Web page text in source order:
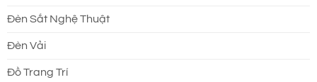
Đèn Sắt Nghệ Thuật
Đèn Vải
Đồ Trang Trí